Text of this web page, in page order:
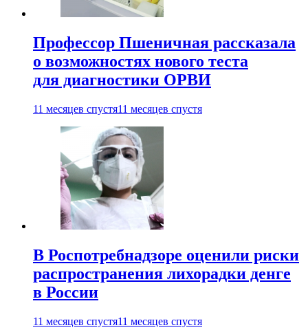
Профессор Пшеничная рассказала
о возможностях нового теста
для диагностики ОРВИ
11 месяцев спустя11 месяцев спустя
В Роспотребнадзоре оценили риски
распространения лихорадки денге
в России
11 месяцев спустя11 месяцев спустя